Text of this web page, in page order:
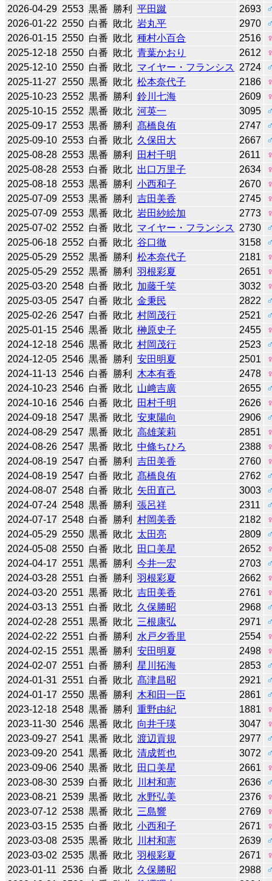
2026-04-29 2553 黒番 勝利 平田蹴 2693
2026-01-22 2550 白番 敗北 岩丸平 2970
2026-01-15 2550 白番 敗北 種村小百合 2516
2025-12-18 2550 白番 敗北 青葉かおり 2612
2025-12-10 2550 白番 敗北 マイヤー・フランシス 2724
2025-11-27
2550 黒番 敗北 松本奈代子 2186
2025-10-23 2552 黒番 勝利 鈴川七海 2609
2025-10-15 2552 黒番 敗北 河英一 3095
2025-09-17 2553 黒番 勝利 髙橋良侑 2747
2025-09-10 2553 白番 敗北 久保田大 2667
2025-08-28 2553 黒番 勝利 田村千明 2611
2025-08-28 2553 白番 敗北 出口万里子 2634
2025-08-18 2553 黒番 勝利 小西和子 2670
2025-07-09 2553 黒番 勝利 吉田美香 2745
2025-07-09 2553 黒番 敗北 岩田紗絵加 2773
2025-07-02 2552 白番 敗北 マイヤー・フランシス 2730
2025-06-18 2552 白番 敗北 谷口徹 3158
2025-05-29 2552 黒番 勝利 松本奈代子 2181
2025-05-29 2552 黒番 勝利 羽根彩夏 2651
2025-03-20 2548 白番 敗北 加藤千笑 3032
2025-03-05 2547 白番 敗北 金秉民 2822
2025-02-26 2547 白番 敗北 村岡茂行 2521
2025-01-15 2546 黒番 敗北 榊原史子 2455
2024-12-18 2546 黒番 敗北 村岡茂行 2523
2024-12-05 2546 黒番 勝利 安田明夏 2501
2024-11-13 2546 白番 勝利 木本有香 2478
2024-10-23 2546 白番 敗北 山﨑吉廣 2655
2024-10-16 2546 白番 敗北 田村千明 2626
2024-09-18 2547 黒番 敗北 安東陽向 2906
2024-08-29 2547 黒番 敗北 高雄茉莉 2851
2024-08-26 2547 黒番 敗北 中條ちひろ 2388
2024-08-19 2547 白番 勝利 吉田美香 2760
2024-08-19 2547 白番 敗北 髙橋良侑 2762
2024-08-07 2548 白番 敗北 矢田直己 3003
2024-07-24 2548 黒番 勝利 張呂祥 2311
2024-07-17 2548 白番 勝利 村岡美香 2182
2024-05-29 2550 黒番 敗北 太田亮 2809
2024-05-08 2550 白番 敗北 田口美星 2652
2024-04-17 2551 黒番 勝利 今井一宏 2703
2024-03-28 2551 白番 勝利 羽根彩夏 2662
2024-03-20 2551 黒番 敗北 吉田美香 2761
2024-03-13 2551 白番 敗北 久保勝昭 2968
2024-02-28 2551 黒番 敗北 三根康弘 2971
2024-02-22 2551 白番 勝利 水戸夕香里 2554
2024-02-15 2551 黒番 勝利 安田明夏 2498
2024-02-07 2551 白番 勝利 星川拓海 2853
2024-01-31 2551 白番 敗北 髙津昌昭 2921
2024-01-17 2550 黒番 勝利 木和田一臣 2861
2023-12-18 2548 黒番 勝利 重野由紀 1881
2023-11-30 2546 黒番 敗北 向井千瑛 3047
2023-09-27 2541 黒番 敗北 渡辺貢規 2977
2023-09-20 2541 黒番 敗北 清成哲也 3072
2023-09-06 2540 黒番 敗北 田口美星 2661
2023-08-30 2539 白番 敗北 川村和憲 2636
2023-08-21 2539 黒番 敗北 水野弘美 2376
2023-07-12 2538 黒番 敗北 三島響 2769
2023-03-15 2535 白番 敗北 小西和子 2671
2023-03-08 2535 黒番 敗北 川村和憲 2639
2023-03-02 2535 黒番 敗北 羽根彩夏 2671
2023-01-11
2536 白番 敗北 久保勝昭 2988